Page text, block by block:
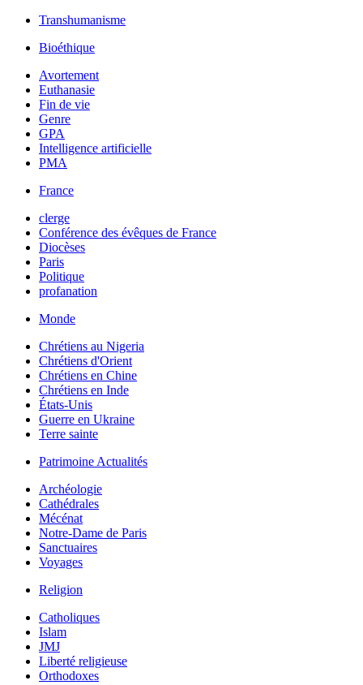
Transhumanisme
Bioéthique
Avortement
Euthanasie
Fin de vie
Genre
GPA
Intelligence artificielle
PMA
France
clerge
Conférence des évêques de France
Diocèses
Paris
Politique
profanation
Monde
Chrétiens au Nigeria
Chrétiens d'Orient
Chrétiens en Chine
Chrétiens en Inde
États-Unis
Guerre en Ukraine
Terre sainte
Patrimoine Actualités
Archéologie
Cathédrales
Mécénat
Notre-Dame de Paris
Sanctuaires
Voyages
Religion
Catholiques
Islam
JMJ
Liberté religieuse
Orthodoxes